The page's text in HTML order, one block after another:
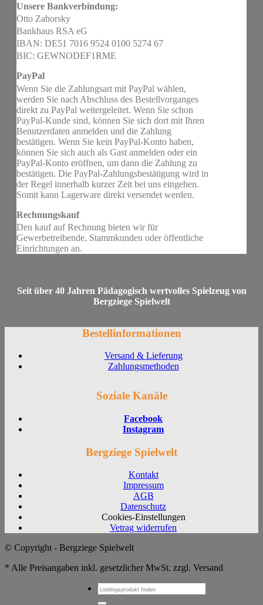
Unsere Bankverbindung:
Otto Zahorsky
Bankhaus RSA eG
IBAN: DE51 7016 9524 0100 5274 67
BIC: GEWNODEF1RME
PayPal
Wenn Sie die Zahlungsart mit PayPal wählen,
werden Sie nach Abschluss des Bestellvorganges
direkt zu PayPal weitergeleitet. Wenn Sie schon
PayPal-Kunde sind, können Sie sich dort mit Ihren
Benutzerdaten anmelden und die Zahlung
bestätigen. Wenn Sie kein PayPal-Konto haben,
können Sie sich auch als Gast anmelden oder ein
PayPal-Konto eröffnen, um dann die Zahlung zu
bestätigen. Die PayPal-Zahlungsbestätigung wird in
der Regel innerhalb kurzer Zeit bei uns eingehen.
Somit kann Lagerware direkt versendet werden.
Rechnungskauf
Den kauf auf Rechnung bieten wir für
Gewerbetreibende, Stammkunden oder öffentliche
Einrichtungen an.
Seit über 40 Jahren Pädagogisch wertvolles Spielzeug von
Bergziege Spielwelt
Bestellinformationen
Versand & Lieferung
Zahlungsmethoden
Soziale Kanäle
Facebook
Instagram
Bergziege Spielwelt
Kontakt
Impressum
AGB
Datenschutz
Cookies-Einstellungen
Vetrag widerrufen
© Copyright - Bergziege Spielwelt
* Alle Preisangaben inkl. gesetzlicher MwSt. zzgl. Versand
Suchen